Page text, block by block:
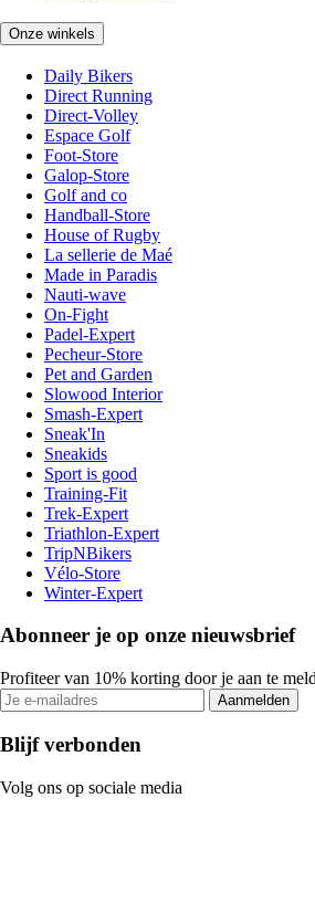
Onze winkels
Daily Bikers
Direct Running
Direct-Volley
Espace Golf
Foot-Store
Galop-Store
Golf and co
Handball-Store
House of Rugby
La sellerie de Maé
Made in Paradis
Nauti-wave
On-Fight
Padel-Expert
Pecheur-Store
Pet and Garden
Slowood Interior
Smash-Expert
Sneak'In
Sneakids
Sport is good
Training-Fit
Trek-Expert
Triathlon-Expert
TripNBikers
Vélo-Store
Winter-Expert
Abonneer je op onze nieuwsbrief
Profiteer van 10% korting door je aan te
Aanmelden
Blijf verbonden
Volg ons op sociale media